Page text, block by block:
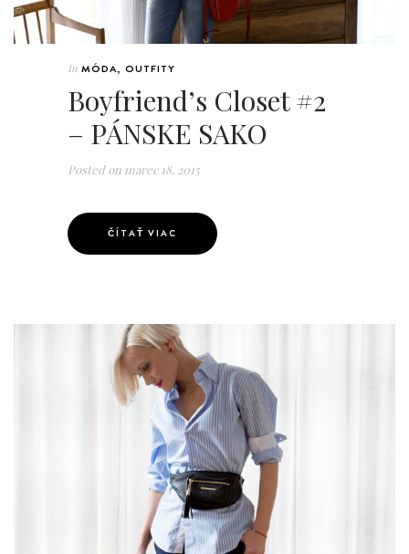
In MÓDA, OUTFITY
Boyfriend’s Closet #2
– PÁNSKE SAKO
Posted on marec 18, 2015
ČÍTAŤ VIAC